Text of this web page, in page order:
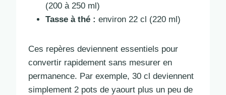
(200 à 250 ml)
Tasse à thé : environ 22 cl (220 ml)
Ces repères deviennent essentiels pour
convertir rapidement sans mesurer en
permanence. Par exemple, 30 cl deviennent
simplement 2 pots de yaourt plus un peu de